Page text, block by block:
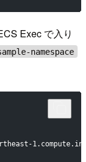
Exec で入り
namespace